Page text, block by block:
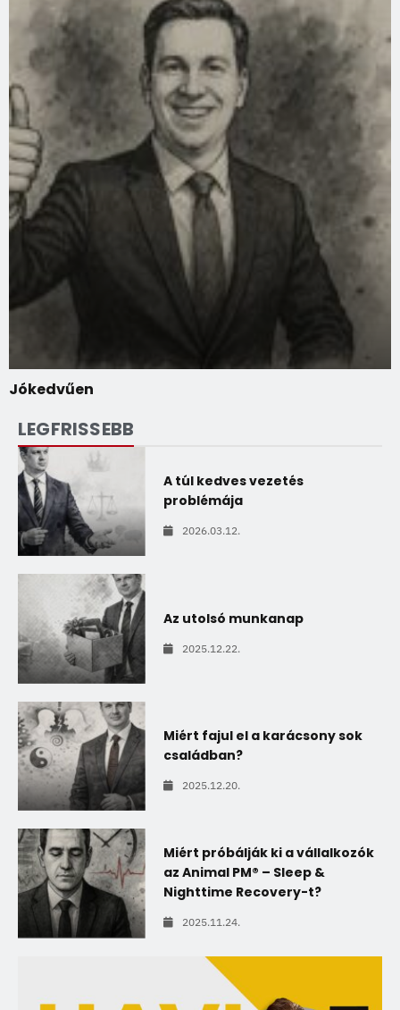
Jókedvűen
LEGFRISSEBB
A túl kedves vezetés
problémája
2026.03.12.
Az utolsó munkanap
2025.12.22.
Miért fajul el a karácsony sok
családban?
2025.12.20.
Miért próbálják ki a vállalkozók
az Animal PM® – Sleep &
Nighttime Recovery-t?
2025.11.24.